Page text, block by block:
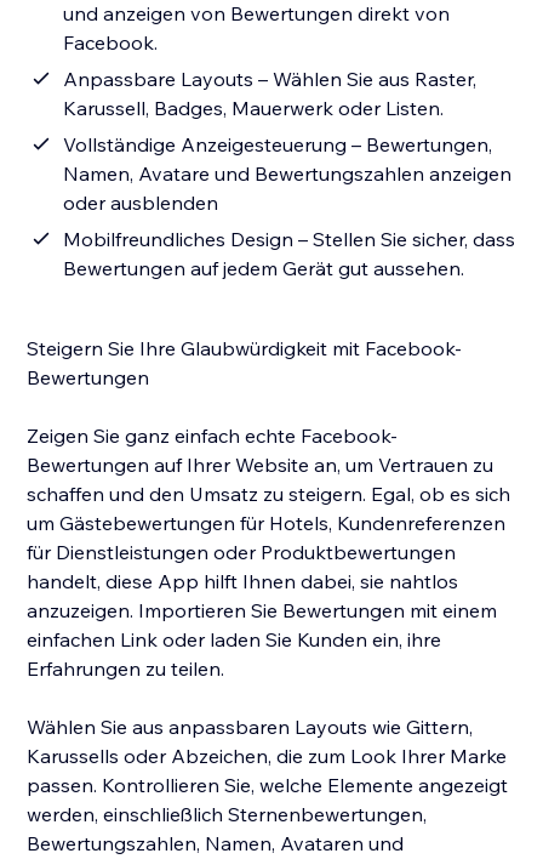
und anzeigen von Bewertungen direkt von
Facebook.
Anpassbare Layouts – Wählen Sie aus Raster,
Karussell, Badges, Mauerwerk oder Listen.
Vollständige Anzeigesteuerung – Bewertungen,
Namen, Avatare und Bewertungszahlen anzeigen
oder ausblenden
Mobilfreundliches Design – Stellen Sie sicher, dass
Bewertungen auf jedem Gerät gut aussehen.
Steigern Sie Ihre Glaubwürdigkeit mit Facebook-
Bewertungen
Zeigen Sie ganz einfach echte Facebook-
Bewertungen auf Ihrer Website an, um Vertrauen zu
schaffen und den Umsatz zu steigern. Egal, ob es sich
um Gästebewertungen für Hotels, Kundenreferenzen
für Dienstleistungen oder Produktbewertungen
handelt, diese App hilft Ihnen dabei, sie nahtlos
anzuzeigen. Importieren Sie Bewertungen mit einem
einfachen Link oder laden Sie Kunden ein, ihre
Erfahrungen zu teilen.
Wählen Sie aus anpassbaren Layouts wie Gittern,
Karussells oder Abzeichen, die zum Look Ihrer Marke
passen. Kontrollieren Sie, welche Elemente angezeigt
werden, einschließlich Sternenbewertungen,
Bewertungszahlen, Namen, Avataren und